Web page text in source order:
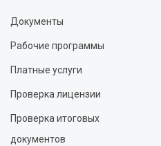
Документы
Рабочие программы
Платные услуги
Проверка лицензии
Проверка итоговых
документов